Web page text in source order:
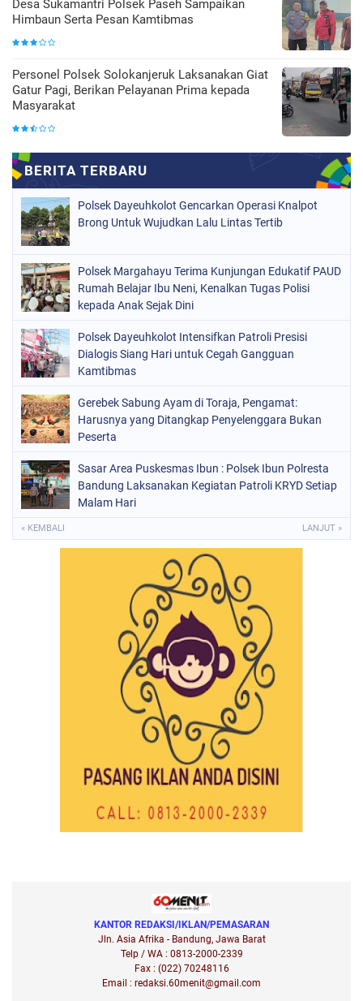
Desa Sukamantri Polsek Paseh Sampaikan
Himbaun Serta Pesan Kamtibmas
Personel Polsek Solokanjeruk Laksanakan Giat
Gatur Pagi, Berikan Pelayanan Prima kepada
Masyarakat
Polsek Dayeuhkolot Gencarkan Operasi Knalpot
Brong Untuk Wujudkan Lalu Lintas Tertib
Polsek Margahayu Terima Kunjungan Edukatif PAUD
Rumah Belajar Ibu Neni, Kenalkan Tugas Polisi
kepada Anak Sejak Dini
Polsek Dayeuhkolot Intensifkan Patroli Presisi
Dialogis Siang Hari untuk Cegah Gangguan
Kamtibmas
Gerebek Sabung Ayam di Toraja, Pengamat:
Harusnya yang Ditangkap Penyelenggara Bukan
Peserta
Sasar Area Puskesmas Ibun : Polsek Ibun Polresta
Bandung Laksanakan Kegiatan Patroli KRYD Setiap
Malam Hari
« KEMBALI LANJUT »
KANTOR REDAKSI/IKLAN/PEMASARAN
Jln. Asia Afrika - Bandung, Jawa Barat
Telp / WA : 0813-2000-2339
Fax : (022) 70248116
Email : redaksi.60menit@gmail.com